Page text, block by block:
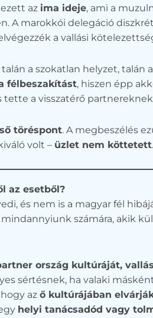
az ima ideje, ami a
A marokkói delegáció
a vallási
a szokatlan helyzet, talán
félbeszakítást, hiszen épp
tette a visszatérő
töréspont. A megbeszélés
volt – üzlet nem köttetett.
az esetből?
és nem is a magyar fél
mindannyiunk számára, akik
ország kultúráját,
sértésnek, ha valaki
az ő kultúrájában
helyi tanácsadód vagy